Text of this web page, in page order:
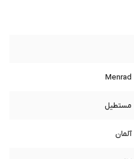
Menrad
مستطیل
آلمان